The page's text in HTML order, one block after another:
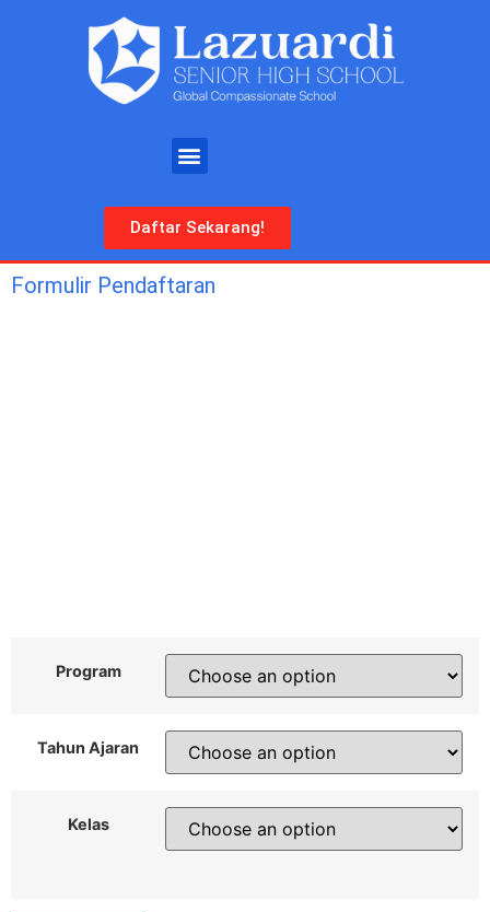
Daftar Sekarang!
Formulir Pendaftaran
Program
Tahun Ajaran
Kelas